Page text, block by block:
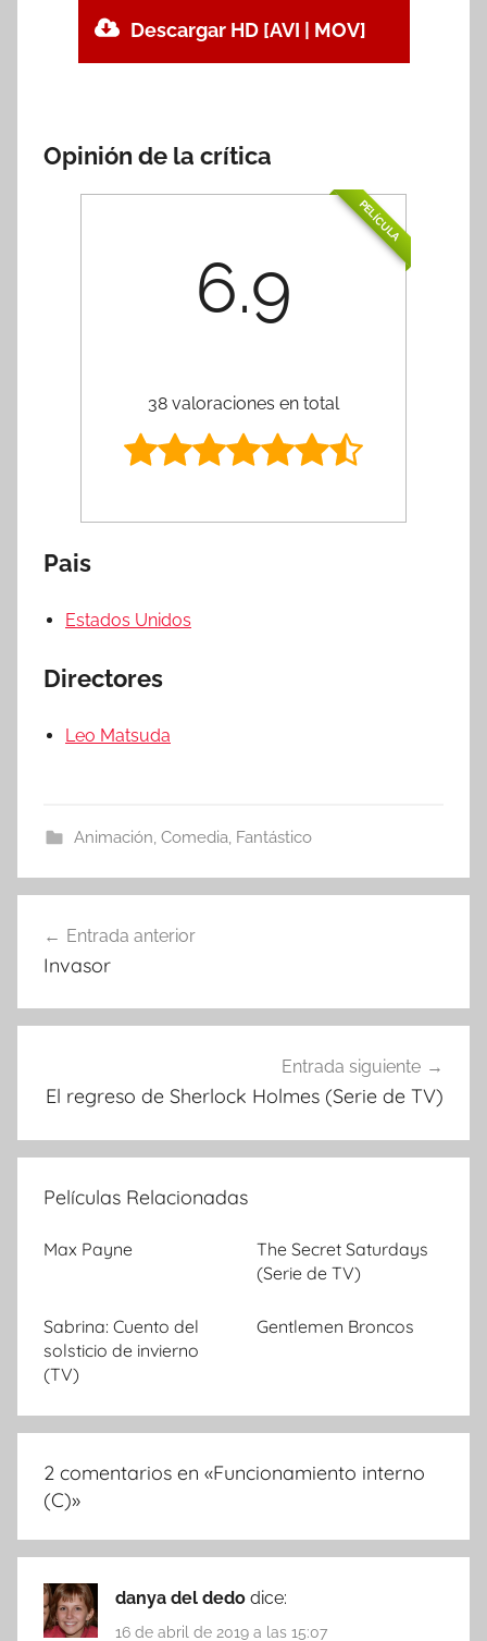
Descargar HD [AVI | MOV]
Opinión de la crítica
PELÍCULA
6.9
38 valoraciones en total
Pais
Estados Unidos
Directores
Leo Matsuda
Animación, Comedia, Fantástico
Navegación
de
entradas
Entrada anterior
Invasor
Entrada siguiente
El regreso de Sherlock Holmes (Serie de TV)
Películas Relacionadas
Max Payne
The Secret Saturdays
(Serie de TV)
Sabrina: Cuento del
solsticio de invierno
(TV)
Gentlemen Broncos
2 comentarios en «Funcionamiento interno
(C)»
danya del dedo dice:
16 de abril de 2019 a las 15:07